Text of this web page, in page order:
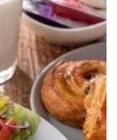
なる場合がござ